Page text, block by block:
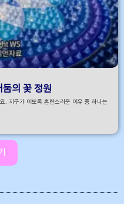
의 꽃 정원
. 지구가 이토록 혼란스러운 이유 중 하나는